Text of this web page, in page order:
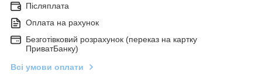
Післяплата
Оплата на рахунок
Безготівковий розрахунок (переказ на картку
ПриватБанку)
Всі умови оплати